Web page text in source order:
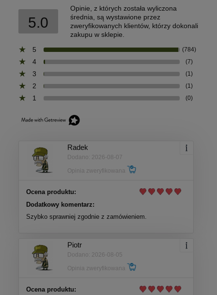
5.0
Opinie, z których została wyliczona
średnia, są wystawione przez
zweryfikowanych klientów, którzy dokonali
zakupu w sklepie.
5
(784)
4 (7)
3 (1)
2 (1)
1 (0)
Radek
Dodano: 2026-08-07
Opinia zweryfikowana
Ocena produktu:
Dodatkowy komentarz:
Szybko sprawniej zgodnie z zamówieniem.
Piotr
Dodano: 2026-08-05
Opinia zweryfikowana
Ocena produktu: